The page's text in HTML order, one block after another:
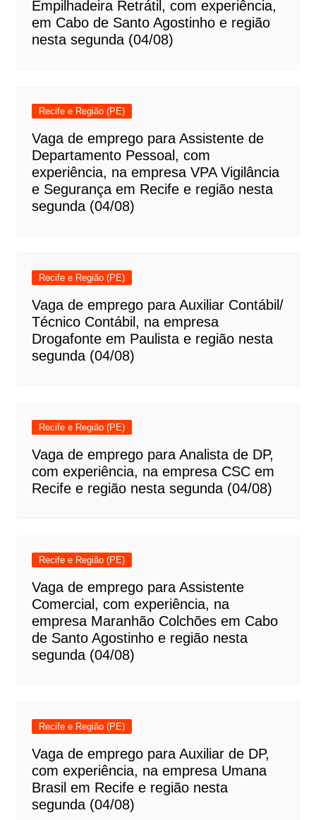
Empilhadeira Retrátil, com experiência,
em Cabo de Santo Agostinho e região
nesta segunda (04/08)
Recife e Região (PE)
Vaga de emprego para Assistente de
Departamento Pessoal, com
experiência, na empresa VPA Vigilância
e Segurança em Recife e região nesta
segunda (04/08)
Recife e Região (PE)
Vaga de emprego para Auxiliar Contábil/
Técnico Contábil, na empresa
Drogafonte em Paulista e região nesta
segunda (04/08)
Recife e Região (PE)
Vaga de emprego para Analista de DP,
com experiência, na empresa CSC em
Recife e região nesta segunda (04/08)
Recife e Região (PE)
Vaga de emprego para Assistente
Comercial, com experiência, na
empresa Maranhão Colchões em Cabo
de Santo Agostinho e região nesta
segunda (04/08)
Recife e Região (PE)
Vaga de emprego para Auxiliar de DP,
com experiência, na empresa Umana
Brasil em Recife e região nesta
segunda (04/08)